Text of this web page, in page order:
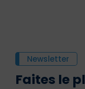
Newsletter
Faites le